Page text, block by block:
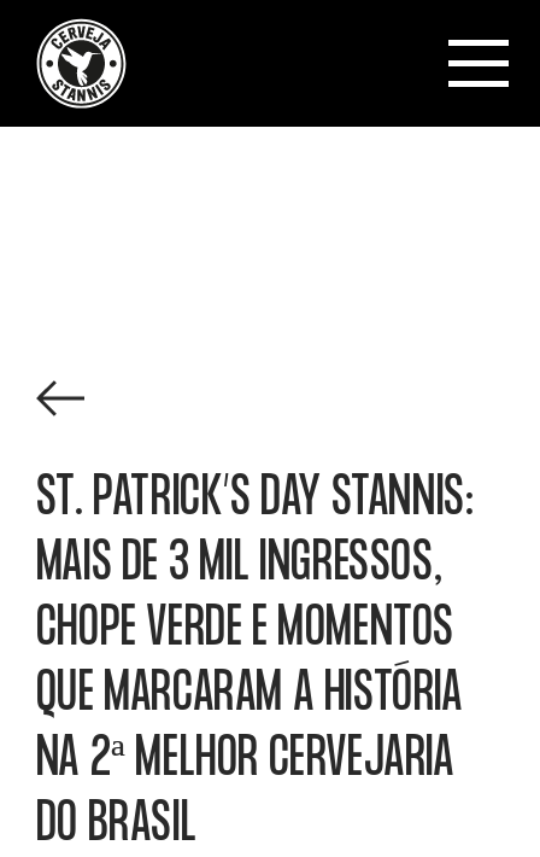
ST. PATRICK’S DAY STANNIS:
MAIS DE 3 MIL INGRESSOS,
CHOPE VERDE E MOMENTOS
QUE MARCARAM A HISTÓRIA
NA 2ª MELHOR CERVEJARIA
DO BRASIL